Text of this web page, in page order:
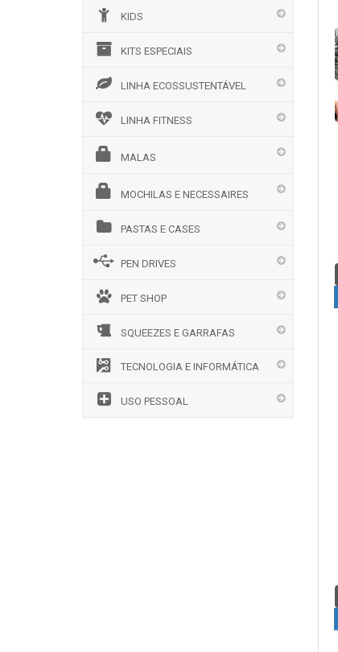
KIDS
KITS ESPECIAIS
LINHA ECOSSUSTENTÁVEL
LINHA FITNESS
MALAS
MOCHILAS E NECESSAIRES
PASTAS E CASES
PEN DRIVES
PET SHOP
SQUEEZES E GARRAFAS
TECNOLOGIA E INFORMÁTICA
USO PESSOAL